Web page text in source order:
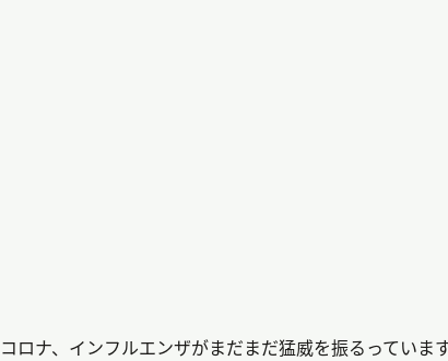
ロナ、インフルエンザがまだまだ猛威を振るってい